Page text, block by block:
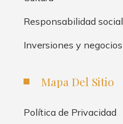
Responsabilidad social
Inversiones y negocios
Mapa Del Sitio
Política de Privacidad